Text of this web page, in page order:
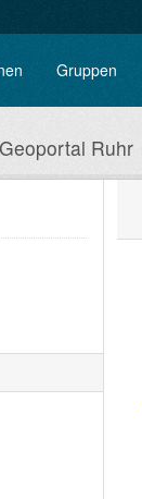
Gruppen
Geoportal Ruhr